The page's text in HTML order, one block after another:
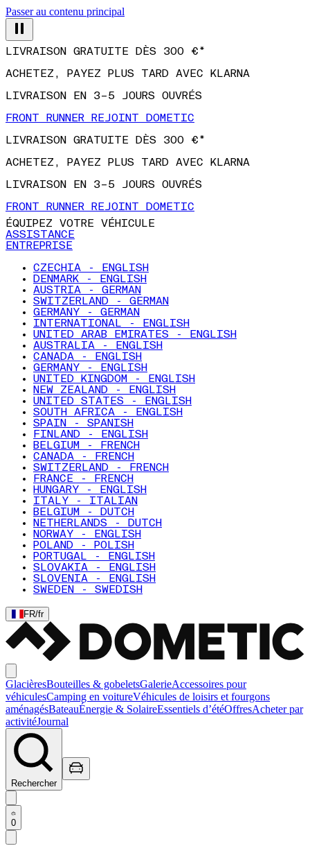
Passer au contenu principal
LIVRAISON GRATUITE DÈS 300 €*
ACHETEZ, PAYEZ PLUS TARD AVEC KLARNA
LIVRAISON EN 3–5 JOURS OUVRÉS
FRONT RUNNER REJOINT DOMETIC
LIVRAISON GRATUITE DÈS 300 €*
ACHETEZ, PAYEZ PLUS TARD AVEC KLARNA
LIVRAISON EN 3–5 JOURS OUVRÉS
FRONT RUNNER REJOINT DOMETIC
ÉQUIPEZ VOTRE VÉHICULE
ASSISTANCE
ENTREPRISE
CZECHIA - ENGLISH
DENMARK - ENGLISH
AUSTRIA - GERMAN
SWITZERLAND - GERMAN
GERMANY - GERMAN
INTERNATIONAL - ENGLISH
UNITED ARAB EMIRATES - ENGLISH
AUSTRALIA - ENGLISH
CANADA - ENGLISH
GERMANY - ENGLISH
UNITED KINGDOM - ENGLISH
NEW ZEALAND - ENGLISH
UNITED STATES - ENGLISH
SOUTH AFRICA - ENGLISH
SPAIN - SPANISH
FINLAND - ENGLISH
BELGIUM - FRENCH
CANADA - FRENCH
SWITZERLAND - FRENCH
FRANCE - FRENCH
HUNGARY - ENGLISH
ITALY - ITALIAN
BELGIUM - DUTCH
NETHERLANDS - DUTCH
NORWAY - ENGLISH
POLAND - POLISH
PORTUGAL - ENGLISH
SLOVAKIA - ENGLISH
SLOVENIA - ENGLISH
SWEDEN - SWEDISH
FR/fr
GlacièresBouteilles & gobeletsGalerieAccessoires pour
véhiculesCamping en voitureVéhicules de loisirs et fourgons
aménagésBateauÉnergie & SolaireEssentiels d’étéOffresAcheter par
activitéJournal
Rechercher
0